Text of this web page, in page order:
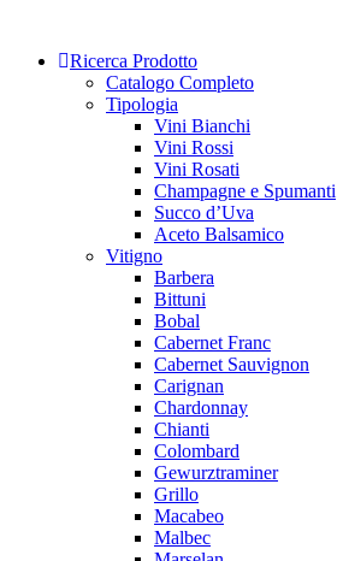
content Ricerca Prodotto
Catalogo Completo
Tipologia
Vini Bianchi
Vini Rossi
Vini Rosati
Champagne e Spumanti
Succo d’Uva
Aceto Balsamico
Vitigno
Barbera
Bittuni
Bobal
Cabernet Franc
Cabernet Sauvignon
Carignan
Chardonnay
Chianti
Colombard
Gewurztraminer
Grillo
Macabeo
Malbec